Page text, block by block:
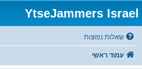
YtseJammers Israel
שאלות נפוצות
עמוד ראשי